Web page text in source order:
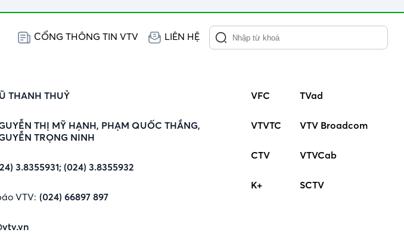
CỔNG THÔNG TIN VTV LIÊN HỆ
THANH THUỶ
THỊ MỸ HẠNH, PHẠM QUỐC THẮNG,
TRỌNG NINH
3.8355931; (024) 3.8355932
VTV: (024) 66897 897
VFC
VTVTC
CTV
K+
TVad
VTV Broadcom
VTVCab
SCTV